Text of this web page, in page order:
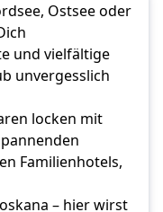
Ostsee oder
und vielfältige
unvergesslich
locken mit
Familienhotels,
– hier wirst